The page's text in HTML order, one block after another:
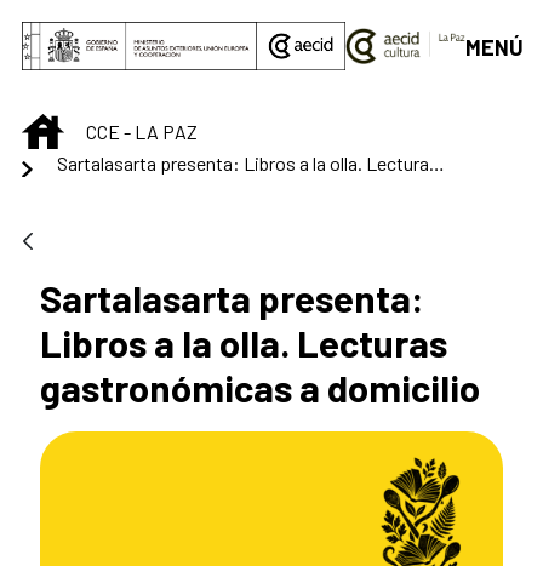
Saltar al contenido principal
MENÚ
INICIOCCE - LA PAZ
Sartalasarta presenta: Libros a la olla. Lecturas gastronómicas a domicilio
Sartalasarta presenta:
Libros a la olla. Lecturas
gastronómicas a domicilio